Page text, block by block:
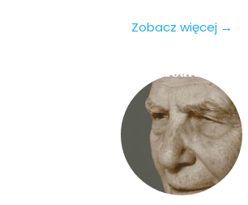
Zobacz więcej →